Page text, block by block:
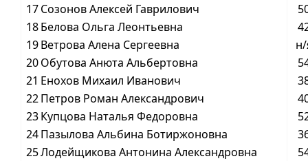
17Созонов Алексей Гаврилович
18Белова Ольга Леонтьевна
19Ветрова Алена Сергеевна
20Обутова Анюта Альбертовна
21 Енохов Михаил Иванович
22Петров Роман Александрович
23Купцова Наталья Федоровна
24Пазылова Альбина Ботиржоновна
25Лодейщикова Антонина Александровна